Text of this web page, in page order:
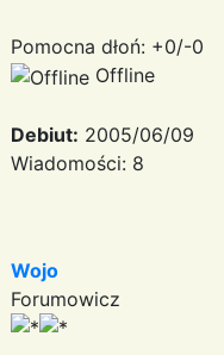
Pomocna dłoń: +0/-0
Offline
Debiut: 2005/06/09
Wiadomości: 8
Wojo
Forumowicz